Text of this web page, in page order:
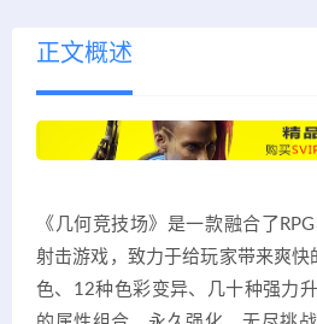
正文概述
《几何竞技场》是一款融合了
射击游戏，致力于给玩家带来爽快
色、12种色彩变异、几十种强力